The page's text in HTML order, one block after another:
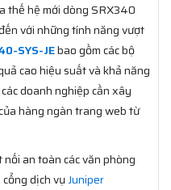
thế hệ mới dòng SRX340
với những tính năng vượt
SYS-JEbao gồm các bộ
cao hiệu suất và khả năng
doanh nghiệp cần xây
hàng ngàn trang web từ
nối an toàn các văn phòng
dịch vụJuniper